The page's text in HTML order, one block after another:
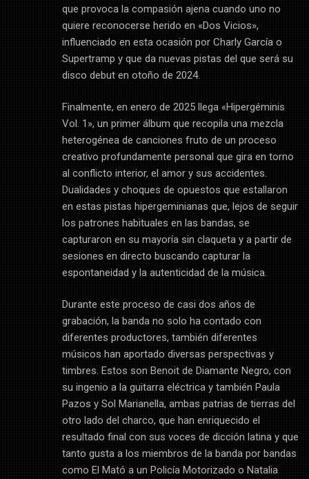
que provoca la compasión ajena cuando uno no
quiere reconocerse herido en «Dos Vicios»,
influenciado en esta ocasión por Charly García o
Supertramp y que da nuevas pistas del que será su
disco debut en otoño de 2024.
Finalmente, en enero de 2025 llega «Hipergéminis
Vol. 1», un primer álbum que recopila una mezcla
heterogénea de canciones fruto de un proceso
creativo profundamente personal que gira en torno
al conflicto interior, el amor y sus accidentes.
Dualidades y choques de opuestos que estallaron
en estas pistas hipergeminianas que, lejos de seguir
los patrones habituales en las bandas, se
capturaron en su mayoría sin claqueta y a partir de
sesiones en directo buscando capturar la
espontaneidad y la autenticidad de la música.
Durante este proceso de casi dos años de
grabación, la banda no solo ha contado con
diferentes productores, también diferentes
músicos han aportado diversas perspectivas y
timbres. Estos son Benoit de Diamante Negro, con
su ingenio a la guitarra eléctrica y también Paula
Pazos y Sol Marianella, ambas patrias de tierras del
otro lado del charco, que han enriquecido el
resultado final con sus voces de dicción latina y que
tanto gusta a los miembros de la banda por bandas
como El Mató a un Policía Motorizado o Natalia